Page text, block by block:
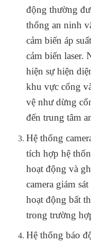
động thường
thống an ninh
cảm biến áp
cảm biến laser.
hiện sự hiện
khu vực cổng
vệ như dừng
đến trung tâm
Hệ thống
tích hợp hệ
hoạt động và
camera giám
hoạt động bất
trong trường
Hệ thống báo